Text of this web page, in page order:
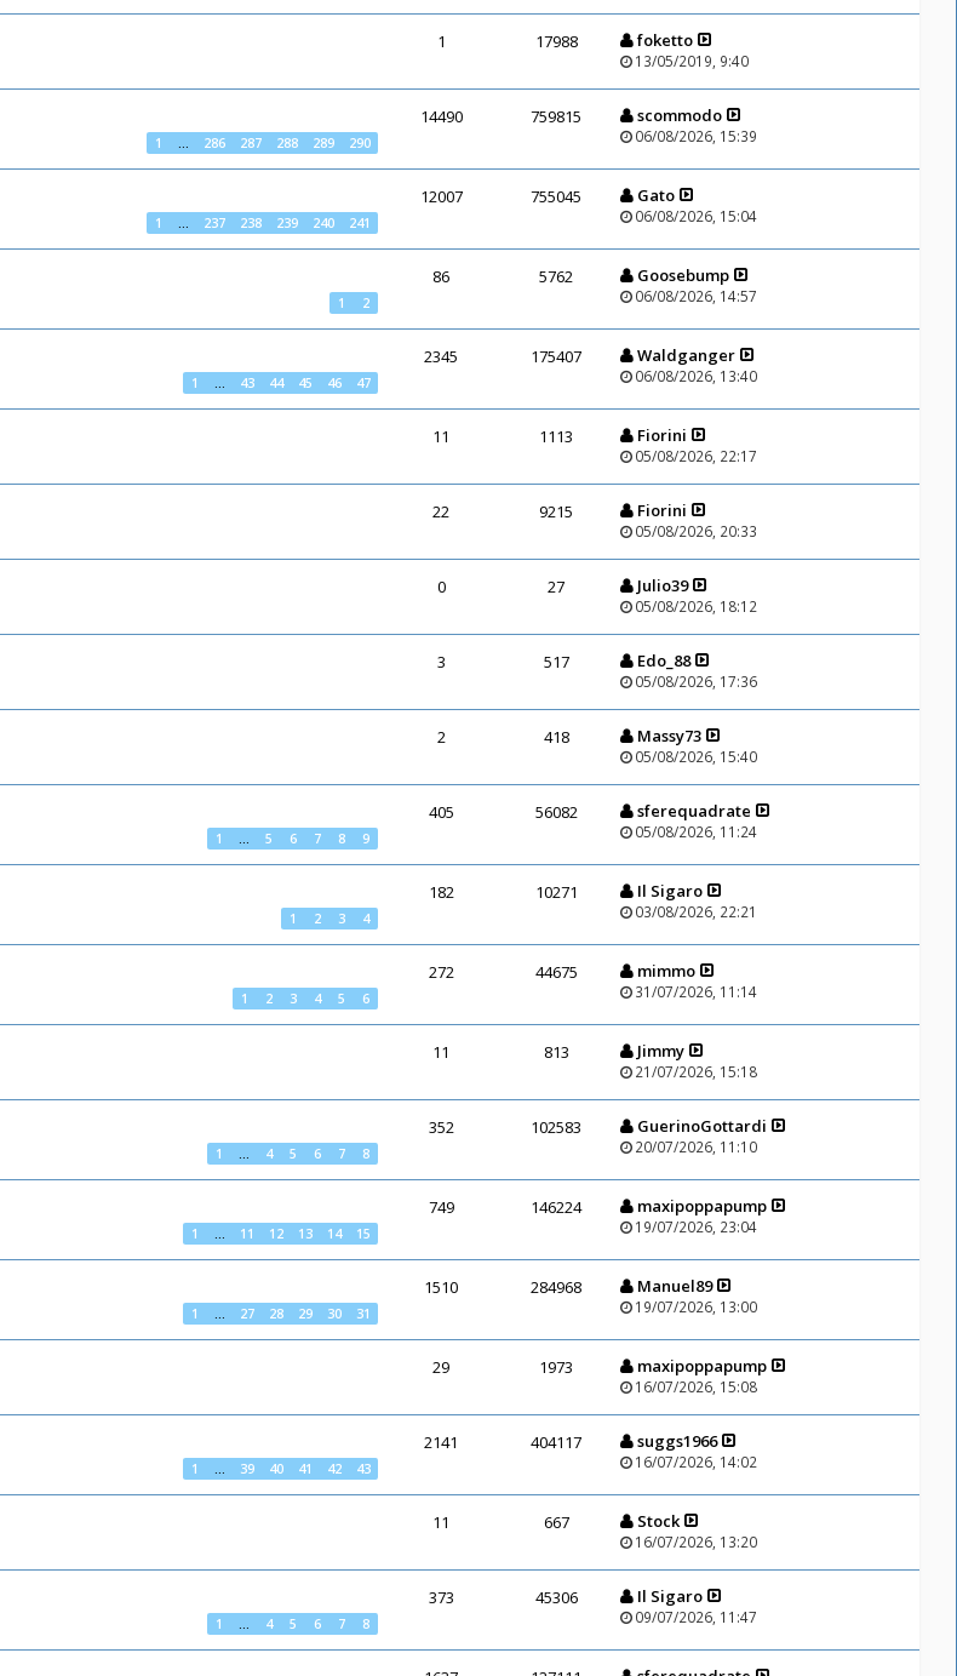
1 17988 foketto
13/05/2019, 9:40
1 286 287 288 289 290
14490 759815 scommodo
06/08/2026, 15:39
1 237 238 239 240 241
12007 755045 Gato
06/08/2026, 15:04
1 2
86 5762 Goosebump
06/08/2026, 14:57
1 43 44 45 46 47
2345 175407 Waldganger
06/08/2026, 13:40
11 1113 Fiorini
05/08/2026, 22:17
22 9215 Fiorini
05/08/2026, 20:33
0 27 Julio39
05/08/2026, 18:12
3 517 Edo_88
05/08/2026, 17:36
2 418 Massy73
05/08/2026, 15:40
1 5 6 7 8 9
405 56082 sferequadrate
05/08/2026, 11:24
1 2 3 4
182 10271 Il Sigaro
03/08/2026, 22:21
1 2 3 4 5 6
272 44675 mimmo
31/07/2026, 11:14
11 813 Jimmy
21/07/2026, 15:18
1 4 5 6 7 8
352 102583 GuerinoGottardi
20/07/2026, 11:10
1 11 12 13 14 15
749 146224 maxipoppapump
19/07/2026, 23:04
1 27 28 29 30 31
1510 284968 Manuel89
19/07/2026, 13:00
29 1973 maxipoppapump
16/07/2026, 15:08
1 39 40 41 42 43
2141 404117 suggs1966
16/07/2026, 14:02
11 667 Stock
16/07/2026, 13:20
1 4 5 6 7 8
373 45306 Il Sigaro
09/07/2026, 11:47